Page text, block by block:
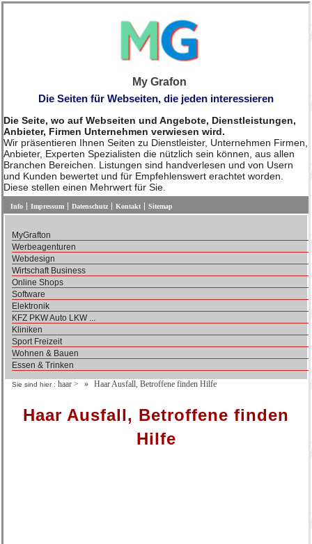
My Grafon
Die Seiten für Webseiten, die jeden interessieren
Die Seite, wo auf Webseiten und Angebote, Dienstleistungen,
Anbieter, Firmen Unternehmen verwiesen wird.
Wir präsentieren Ihnen Seiten zu Dienstleister, Unternehmen Firmen,
Anbieter, Experten Spezialisten die nützlich sein können, aus allen
Branchen Bereichen. Listungen sind handverlesen und von Usern
und Kunden bewertet und für Empfehlenswert erachtet worden.
Diese stellen einen Mehrwert für Sie.
Info Impressum Datenschutz Kontakt Sitemap
MyGrafton
Werbeagenturen
Webdesign
Wirtschaft Business
Online Shops
Software
Elektronik
KFZ PKW Auto LKW ...
Kliniken
Sport Freizeit
Wohnen & Bauen
Essen & Trinken
Sie sind hier : haar > Haar Ausfall, Betroffene finden Hilfe
Haar Ausfall, Betroffene finden
Hilfe